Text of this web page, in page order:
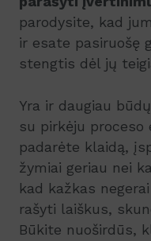
parodysite, kad
ir esate pasiruošę
stengtis dėl jų
Yra ir daugiau
su pirkėju proceso
padarėte klaidą,
žymiai geriau nei
kad kažkas
rašyti laiškus,
Būkite nuoširdūs,